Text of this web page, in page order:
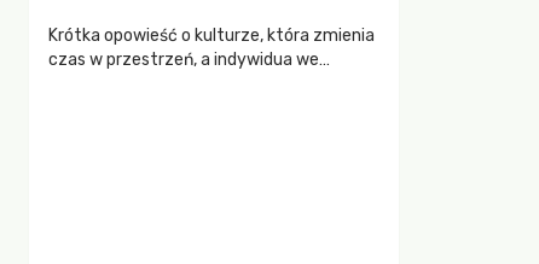
Krótka opowieść o kulturze, która zmienia
czas w przestrzeń, a indywidua we